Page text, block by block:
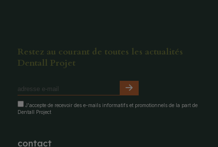
Restez au courant de toutes les actualités
Dentall Projet
J'accepte de recevoir des e-mails informatifs et promotionnels de la part de
Dentall Project
contact